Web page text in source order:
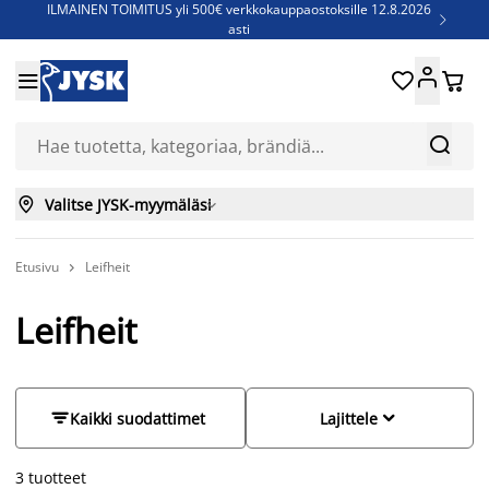
ILMAINEN TOIMITUS yli 500€ verkkokauppaostoksille 12.8.2026
asti

Jenkkisänkyjä - Säästä jopa 60%


 
 Valitse JYSK-myymäläsi
Etusivu  Leifheit
Leifheit
Kaikki suodattimet 
Lajittele
3 tuotteet